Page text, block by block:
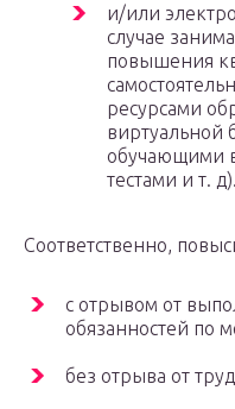
и/или
случае
повышения
ресурсами
виртуальной
обучающими
тестами и т. д).
Соответственно,
с отрывом от
обязанностей по
без отрыва от